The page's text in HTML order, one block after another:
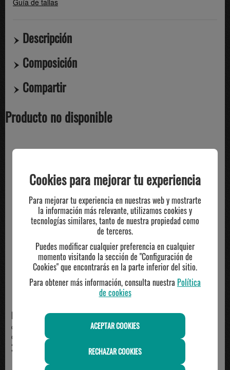
Guía de tallas
Descripción
Composición
Compartir
Producto no disponible
NIKE
camiseta mujer manga corta nike
ONE CLASSIC, ...
34.99€
ADIDAS
camiseta mujer manga corta
28.00€
Cookies para mejorar tu experiencia
Para mejorar tu experiencia en nuestras web y mostrarte
la información más relevante, utilizamos cookies y
tecnologías similares, tanto de nuestra propiedad como
de terceros.
Puedes modificar cualquier preferencia en cualquier
momento visitando la sección de "Configuración de
Cookies" que encontrarás en la parte inferior del sitio.
Para obtener más información, consulta nuestra Política
de cookies
ACEPTAR COOKIES
RECHAZAR COOKIES